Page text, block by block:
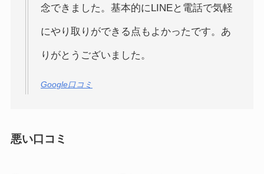
念できました。基本的にLINEと電話で気軽
にやり取りができる点もよかったです。あ
りがとうございました。
Google口コミ
悪い口コミ